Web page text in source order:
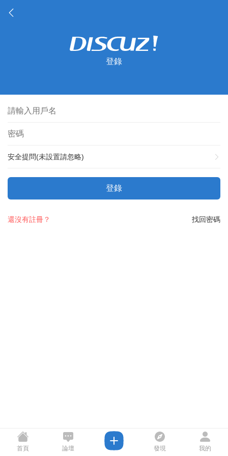
登錄
安全提問(未設置請忽略)
登錄
找回密碼
還沒有註冊？
首頁 論壇 發現 我的